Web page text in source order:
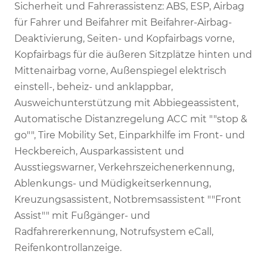
Sicherheit und Fahrerassistenz: ABS, ESP, Airbag
für Fahrer und Beifahrer mit Beifahrer-Airbag-
Deaktivierung, Seiten- und Kopfairbags vorne,
Kopfairbags für die äußeren Sitzplätze hinten und
Mittenairbag vorne, Außenspiegel elektrisch
einstell-, beheiz- und anklappbar,
Ausweichunterstützung mit Abbiegeassistent,
Automatische Distanzregelung ACC mit ""stop &
go"", Tire Mobility Set, Einparkhilfe im Front- und
Heckbereich, Ausparkassistent und
Ausstiegswarner, Verkehrszeichenerkennung,
Ablenkungs- und Müdigkeitserkennung,
Kreuzungsassistent, Notbremsassistent ""Front
Assist"" mit Fußgänger- und
Radfahrererkennung, Notrufsystem eCall,
Reifenkontrollanzeige.